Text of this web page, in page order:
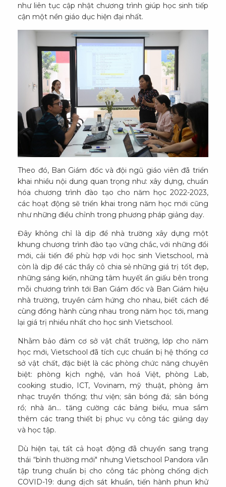
như liên tục cập nhật chương trình giúp học sinh tiếp
cận một nền giáo dục hiện đại nhất.
Theo đó, Ban Giám đốc và đội ngũ giáo viên đã triển
khai nhiều nội dung quan trọng như: xây dựng, chuẩn
hóa chương trình đào tạo cho năm học 2022-2023,
các hoạt động sẽ triển khai trong năm học mới cũng
như những điều chỉnh trong phương pháp giảng dạy.
Đây không chỉ là dịp để nhà trường xây dựng một
khung chương trình đào tạo vững chắc, với những đổi
mới, cải tiến để phù hợp với học sinh Vietschool, mà
còn là dịp để các thầy cô chia sẻ những giá trị tốt đẹp,
những sáng kiến, những tâm huyết ẩn giấu bên trong
mỗi chương trình tới Ban Giám đốc và Ban Giám hiệu
nhà trường, truyền cảm hứng cho nhau, biết cách để
cùng đồng hành cùng nhau trong năm học tới, mang
lại giá trị nhiều nhất cho học sinh Vietschool.
Nhằm bảo đảm cơ sở vật chất trường, lớp cho năm
học mới, Vietschool đã tích cực chuẩn bị hệ thống cơ
sở vật chất, đặc biệt là các phòng chức năng chuyên
biệt: phòng kịch nghệ, văn hoá Việt, phòng Lab,
cooking studio, ICT, Vovinam, mỹ thuật, phòng âm
nhạc truyền thống; thư viện; sân bóng đá; sân bóng
rổ; nhà ăn… tăng cường các bảng biểu, mua sắm
thêm các trang thiết bị phục vụ công tác giảng dạy
và học tập.
Dù hiện tại, tất cả hoạt động đã chuyển sang trạng
thái “bình thường mới" nhưng Vietschool Pandora vẫn
tập trung chuẩn bị cho công tác phòng chống dịch
COVID-19: dung dịch sát khuẩn, tiến hành phun khử